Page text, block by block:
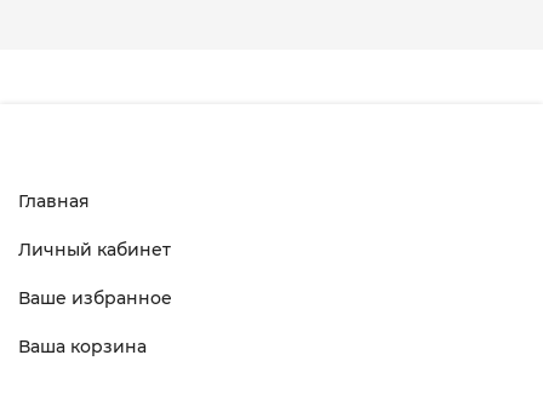
Главная
Личный кабинет
Ваше избранное
Ваша корзина